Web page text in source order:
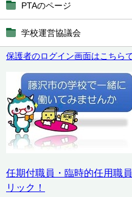
PTAのページ
学校運営協議会
保護者のログイン画面はこちらで
任期付職員・臨時的任用職
リック！